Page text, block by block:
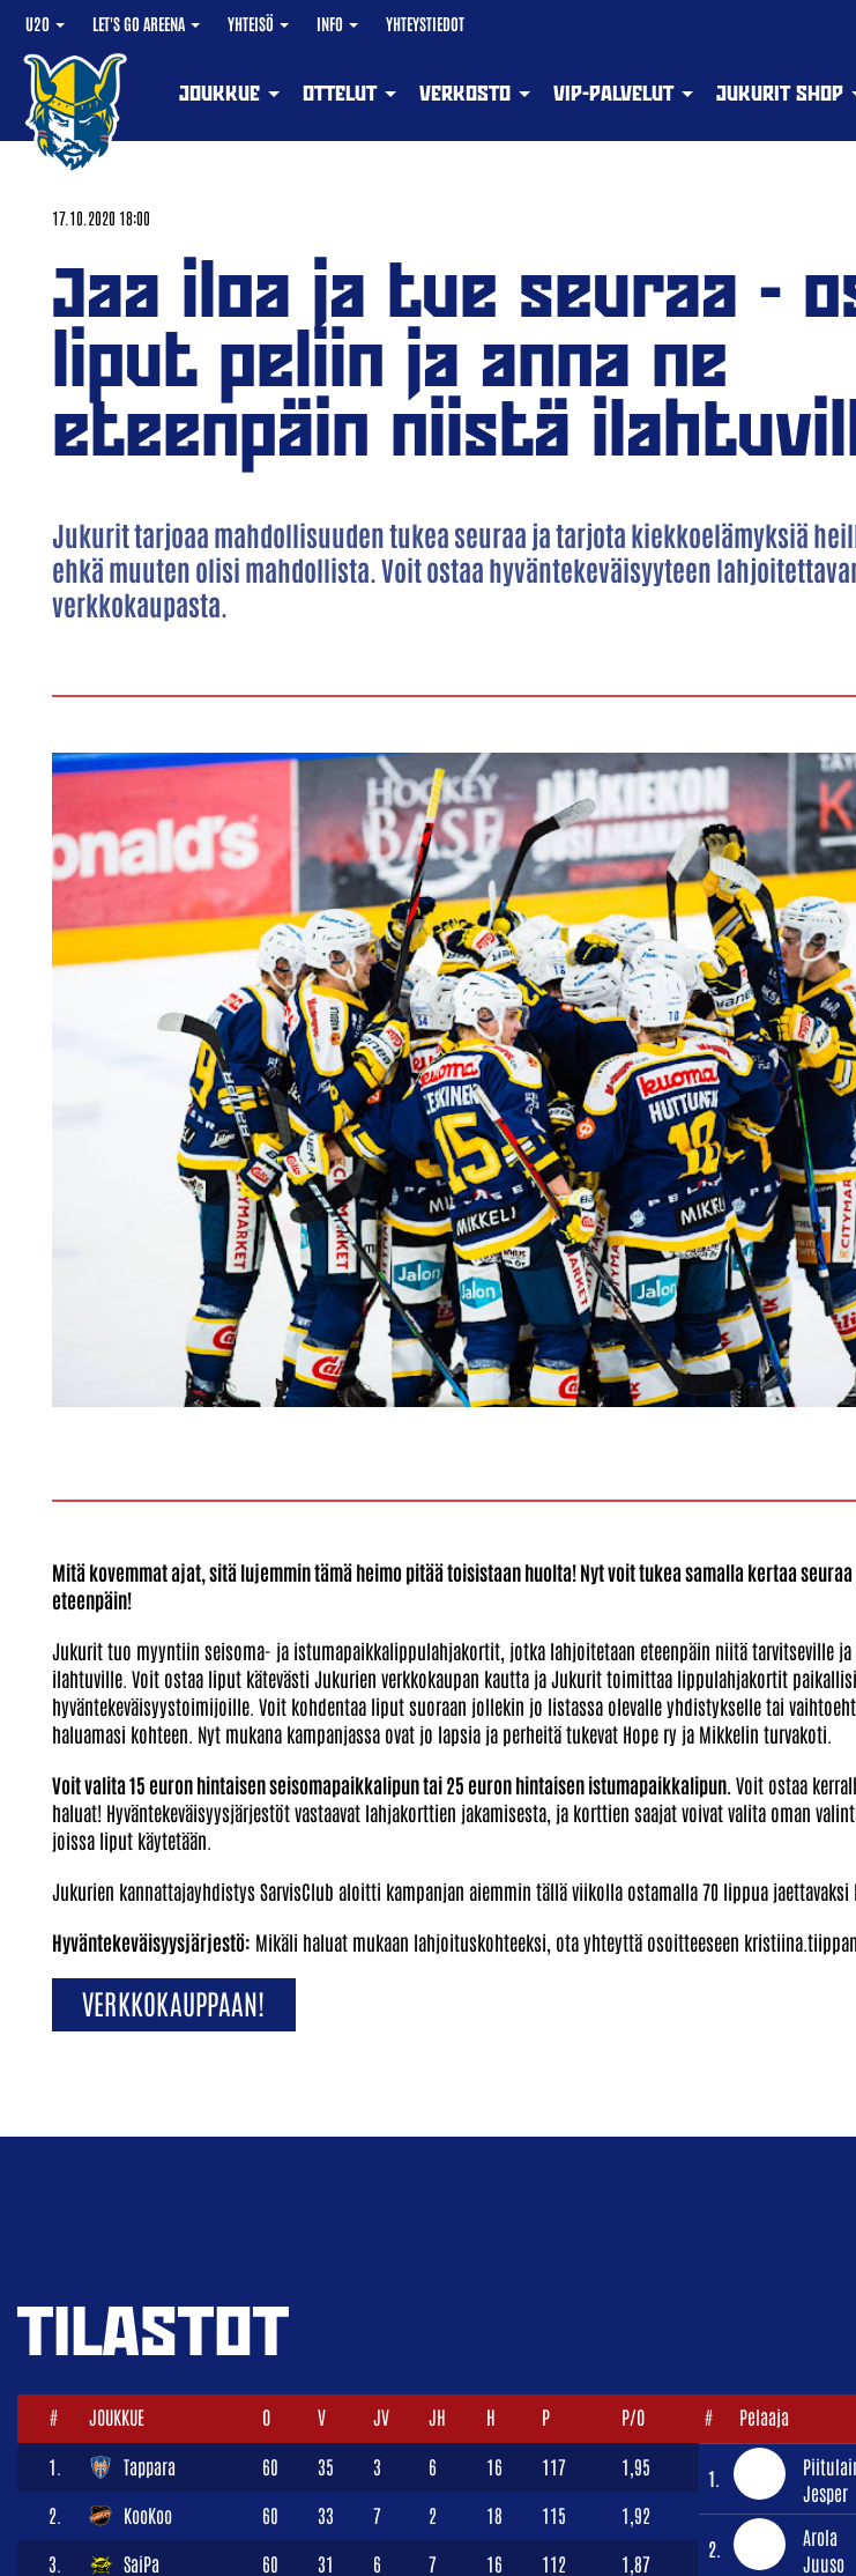
U20 LET'S GO AREENA YHTEISÖ INFO YHTEYSTIEDOT
JOUKKUE OTTELUT VERKOSTO VIP-PALVELUT JUKURIT SHOP
17.10.2020 18:00
Jaa iloa ja tue seuraa -
liput peliin ja anna ne
eteenpäin niistä
Jukurit tarjoaa mahdollisuuden tukea seuraa ja tarjota kiekkoelämyksiä
ehkä muuten olisi mahdollista. Voit ostaa hyväntekeväisyyteen
verkkokaupasta.
Mitä kovemmat ajat, sitä lujemmin tämä heimo pitää toisistaan huolta!Nyt voit tukea samalla kertaa
eteenpäin!
Jukurit tuo myyntiin seisoma- ja istumapaikkalippulahjakortit, jotka lahjoitetaan eteenpäin niitä tarvitseville
ilahtuville. Voit ostaa liput kätevästi Jukurien verkkokaupan kautta ja Jukurit toimittaa lippulahjakortit
hyväntekeväisyystoimijoille. Voit kohdentaa liput suoraan jollekin jo listassa olevalle yhdistykselle tai
haluamasi kohteen. Nyt mukana kampanjassa ovat jo lapsia ja perheitä tukevat Hope ry ja Mikkelin turvakoti.
Voit valita 15 euron hintaisen seisomapaikkalipun tai 25 euron hintaisen istumapaikkalipun. Voit ostaa
haluat! Hyväntekeväisyysjärjestöt vastaavat lahjakorttien jakamisesta, ja korttien saajat voivat valita oman
joissa liput käytetään.
Jukurien kannattajayhdistys SarvisClub aloitti kampanjan aiemmin tällä viikolla ostamalla 70 lippua jaettavaksi
Hyväntekeväisyysjärjestö: Mikäli haluat mukaan lahjoituskohteeksi, ota yhteyttä osoitteeseen
VERKKOKAUPPAAN!
TILASTOT
# JOUKKUE O V JV JH H P P/O
1. Tappara 60 35 3 6 16 117 1,95
2. KooKoo 60 33 7 2 18 115 1,92
3. SaiPa 60 31 6 7 16 112 1,87
# Pelaaja
1.
Jesper
2.
Arola
Juuso